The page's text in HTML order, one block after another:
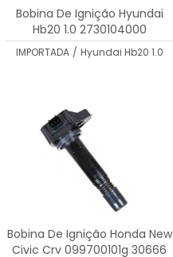
Bobina De Ignição Hyundai
Hb20 1.0 2730104000
IMPORTADA / Hyundai Hb20 1.0
Bobina De Ignição Honda New
Civic Crv 099700101g 30666